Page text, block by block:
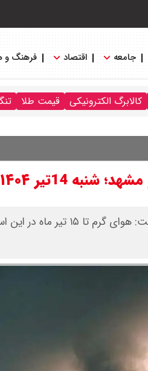
جامعه اقتصاد فرهنگ و
کالابرگ الکترونیکی قیمت طلا
14تیر ۱۴۰۴
کارشناس اداره کل هواشناسی